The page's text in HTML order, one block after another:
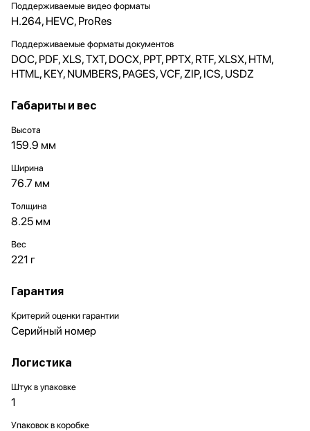
Поддерживаемые видео форматы
H.264, HEVC, ProRes
Поддерживаемые форматы документов
DOC, PDF, XLS, TXT, DOCX, PPT, PPTX, RTF, XLSX, HTM,
HTML, KEY, NUMBERS, PAGES, VCF, ZIP, ICS, USDZ
Габариты и вес
Высота
159.9 мм
Ширина
76.7 мм
Толщина
8.25 мм
Вес
221 г
Гарантия
Критерий оценки гарантии
Серийный номер
Логистика
Штук в упаковке
1
Упаковок в коробке